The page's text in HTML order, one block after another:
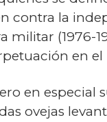
contra la
militar (1976-
en el
en
ovejas